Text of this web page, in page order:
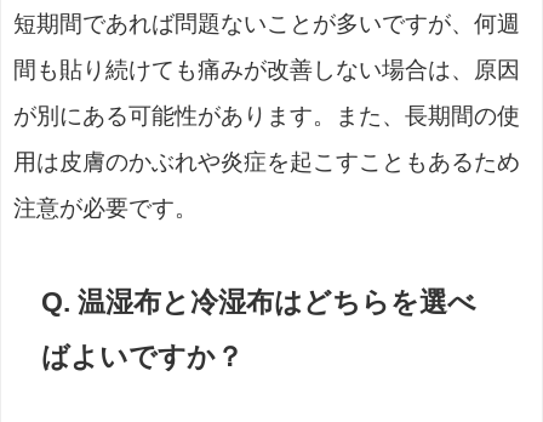
短期間であれば問題ないことが多いですが、何週
間も貼り続けても痛みが改善しない場合は、原因
が別にある可能性があります。また、長期間の使
用は皮膚のかぶれや炎症を起こすこともあるため
注意が必要です。
Q. 温湿布と冷湿布はどちらを選べ
ばよいですか？